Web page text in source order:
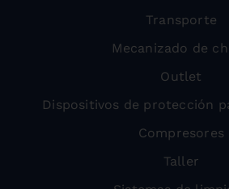
Transporte
Mecanizado de
Outlet
Dispositivos de protección
Compresores
Taller